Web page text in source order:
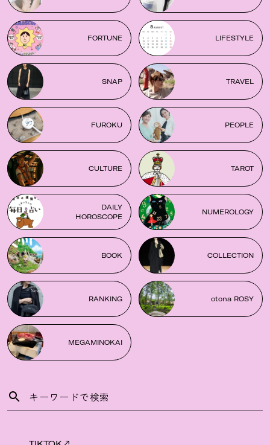
FORTUNE LIFESTYLE
SNAP TRAVEL
FUROKU PEOPLE
CULTURE TAROT
DAILY
HOROSCOPE
NUMEROLOGY
BOOK COLLECTION
RANKING otona ROSY
MEGAMINOKAI